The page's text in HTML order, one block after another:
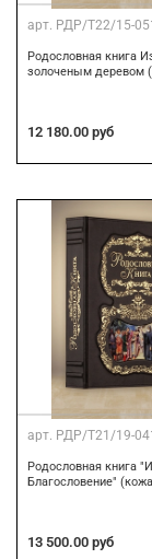
арт. РДР/Т22/15-051
Родословная книга
золоченым деревом
12 180.00 руб
арт. РДР/Т21/19-041
Родословная книга
Благословение"
13 500.00 руб